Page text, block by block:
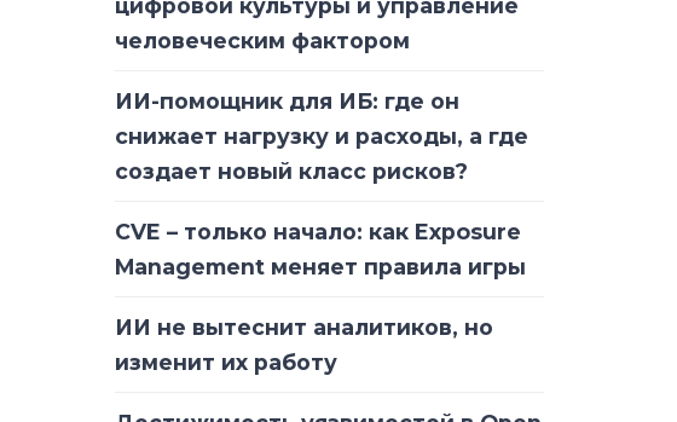
цифровой культуры и управление
человеческим фактором
ИИ-помощник для ИБ: где он
снижает нагрузку и расходы, а где
создает новый класс рисков?
CVE – только начало: как Exposure
Management меняет правила игры
ИИ не вытеснит аналитиков, но
изменит их работу